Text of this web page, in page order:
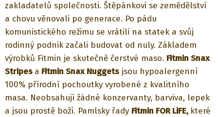
zakladatelů společnosti. Štěpánkovi se zemědělství
a chovu věnovali po generace. Po pádu
komunistického režimu se vrátili na statek a svůj
rodinný podnik začali budovat od nuly. Základem
výrobků Fitmin je skutečně čerstvé maso. Fitmin Snax
Stripes a Fitmin Snax Nuggets jsou hypoalergenní
100% přírodní pochoutky vyrobené z kvalitního
masa. Neobsahují žádné konzervanty, barviva, lepek
a jsou prostě boží. Pamlsky řady Fitmin FOR LiFE, které